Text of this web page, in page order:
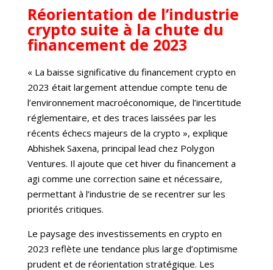
Réorientation de l’industrie
crypto suite à la chute du
financement de 2023
« La baisse significative du financement crypto en
2023 était largement attendue compte tenu de
l’environnement macroéconomique, de l’incertitude
réglementaire, et des traces laissées par les
récents échecs majeurs de la crypto », explique
Abhishek Saxena, principal lead chez Polygon
Ventures. Il ajoute que cet hiver du financement a
agi comme une correction saine et nécessaire,
permettant à l’industrie de se recentrer sur les
priorités critiques.
Le paysage des investissements en crypto en
2023 reflète une tendance plus large d’optimisme
prudent et de réorientation stratégique. Les